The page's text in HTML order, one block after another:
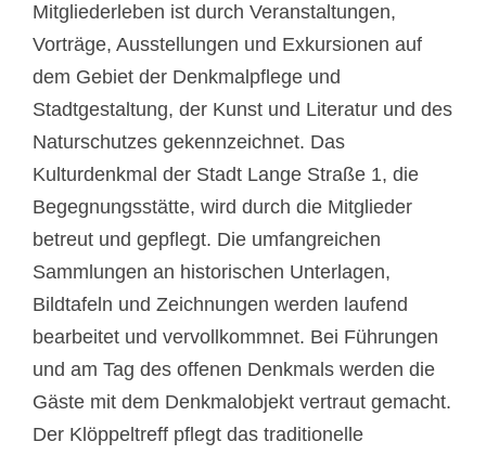
Mitgliederleben ist durch Veranstaltungen,
Vorträge, Ausstellungen und Exkursionen auf
dem Gebiet der Denkmalpflege und
Stadtgestaltung, der Kunst und Literatur und des
Naturschutzes gekennzeichnet. Das
Kulturdenkmal der Stadt Lange Straße 1, die
Begegnungsstätte, wird durch die Mitglieder
betreut und gepflegt. Die umfangreichen
Sammlungen an historischen Unterlagen,
Bildtafeln und Zeichnungen werden laufend
bearbeitet und vervollkommnet. Bei Führungen
und am Tag des offenen Denkmals werden die
Gäste mit dem Denkmalobjekt vertraut gemacht.
Der Klöppeltreff pflegt das traditionelle